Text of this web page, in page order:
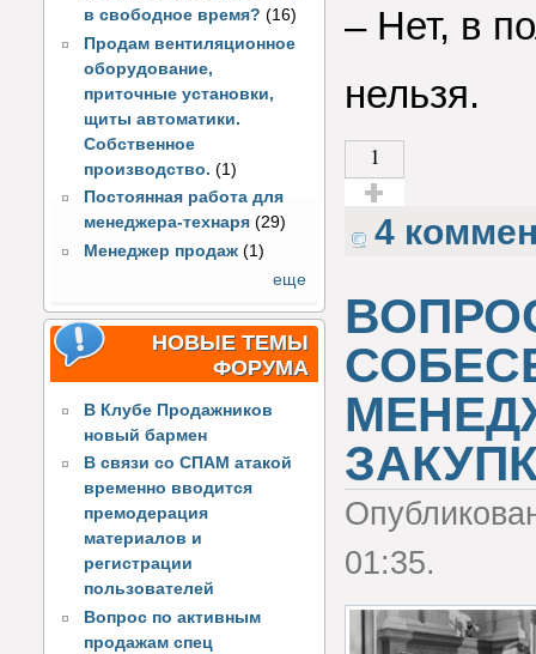
в свободное время? (16)
Продам вентиляционное
оборудование,
приточные установки,
щиты автоматики.
Собственное
производство. (1)
Постоянная работа для
менеджера-технаря (29)
Менеджер продаж (1)
еще
НОВЫЕ ТЕМЫ
ФОРУМА
В Клубе Продажников
новый бармен
В связи со СПАМ атакой
временно вводится
премодерация
материалов и
регистрации
пользователей
Вопрос по активным
продажам спец
– Нет, в
нельзя.
1
Голос за!
4
01:35.